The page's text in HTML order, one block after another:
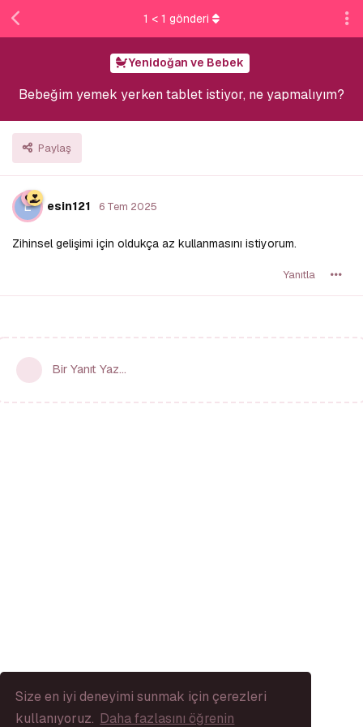
Size en iyi deneyimi sunmak için çerezleri
kullanıyoruz. Daha fazlasını öğrenin
Yenidoğan ve Bebek
Bebeğim yemek yerken tablet istiyor, ne yapmalıyım?
Paylaş
1 < 1 gönderi
E esin121 6 Tem 2025
Zihinsel gelişimi için oldukça az kullanmasını istiyorum.
Yanıtla
Bir Yanıt Yaz...